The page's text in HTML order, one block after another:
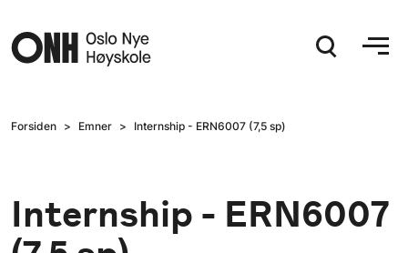
Forsiden Emner Internship - ERN6007 (7,5 sp)
Internship - ERN6007